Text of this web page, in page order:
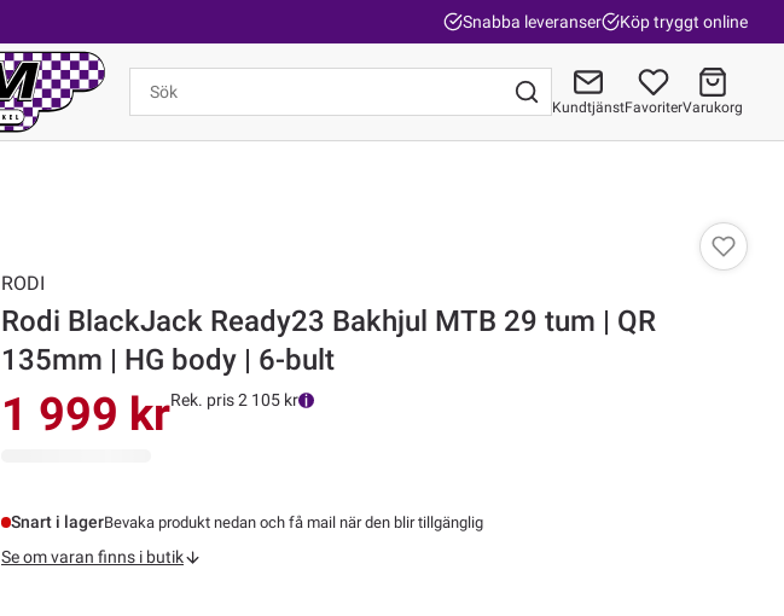
Snabba leveranser Köp tryggt online
KundtjänstFavoriterVarukorg
RODI
Rodi BlackJack Ready23 Bakhjul MTB 29 tum | QR
135mm | HG body | 6-bult
1 999 krRek. pris 2 105 kr
Snart i lagerBevaka produkt nedan och få mail när den blir tillgänglig
Se om varan finns i butik